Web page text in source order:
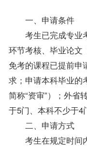
一、申请条件
考生已完成专业
环节考核、毕业论文
免考的课程已提前申
求；申请本科毕业的
简称“资审”）；外省
于5门、本科不少于4
二、申请方式
考生在规定时间